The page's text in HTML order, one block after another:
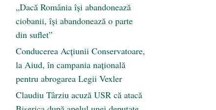
„Dacă România își abandonează
ciobanii, își abandonează o parte
din suflet”
Conducerea Acțiunii Conservatoare,
la Aiud, în campania națională
pentru abrogarea Legii Vexler
Claudiu Târziu acuză USR că atacă